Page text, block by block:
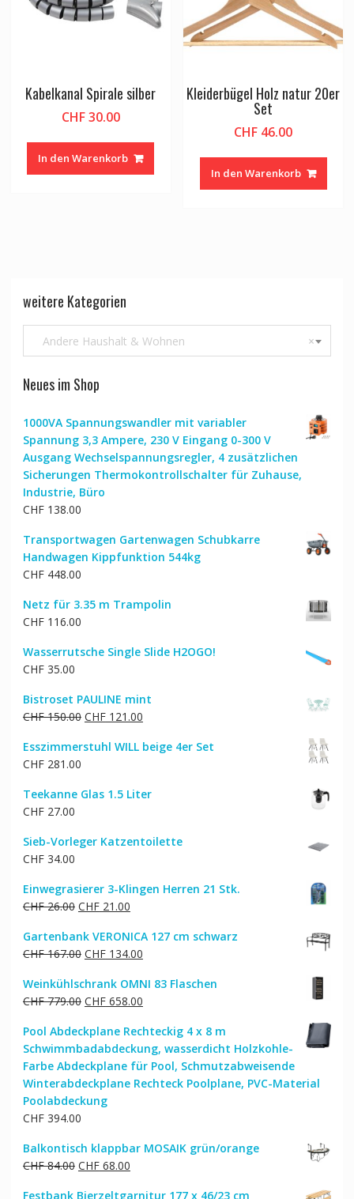
Kabelkanal Spirale silber
CHF30.00
In den Warenkorb
Kleiderbügel Holz natur 20er
Set
CHF 46.00
In den Warenkorb
weitere Kategorien
×
Andere Haushalt & Wohnen
Neues im Shop
1000VA Spannungswandler mit variabler
Spannung 3,3 Ampere, 230 V Eingang 0-300 V
Ausgang Wechselspannungsregler, 4 zusätzlichen
Sicherungen Thermokontrollschalter für Zuhause,
Industrie, Büro
CHF138.00
Transportwagen Gartenwagen Schubkarre
Handwagen Kippfunktion 544kg
CHF448.00
Netz für 3.35 m Trampolin
CHF116.00
Wasserrutsche Single Slide H2OGO!
CHF35.00
Bistroset PAULINE mint
CHF150.00 Ursprünglicher
war:
CHF121.00Aktueller
ist:
Esszimmerstuhl WILL beige 4er Set
CHF281.00
Teekanne Glas 1.5 Liter
CHF27.00
Sieb-Vorleger Katzentoilette
CHF34.00
Einwegrasierer 3-Klingen Herren 21 Stk.
CHF26.00 Ursprünglicher
war:
CHF 26.00
CHF21.00Aktueller
ist:
CHF 21.00.
Gartenbank VERONICA 127 cm schwarz
CHF167.00 Ursprünglicher
war:
CHF 167.00
CHF134.00Aktueller
ist:
CHF 134.00.
Weinkühlschrank OMNI 83 Flaschen
CHF779.00 Ursprünglicher
war:
CHF 779.00
CHF658.00Aktueller
ist:
CHF 658.00.
Pool Abdeckplane Rechteckig 4 x 8 m
Schwimmbadabdeckung, wasserdicht Holzkohle-
Farbe Abdeckplane für Pool, Schmutzabweisende
Winterabdeckplane Rechteck Poolplane, PVC-Material
Poolabdeckung
CHF394.00
Balkontisch klappbar MOSAIK grün/orange
CHF84.00 Ursprünglicher
CHF68.00Aktueller
Festbank Bierzeltgarnitur 177 x 46/23 cm